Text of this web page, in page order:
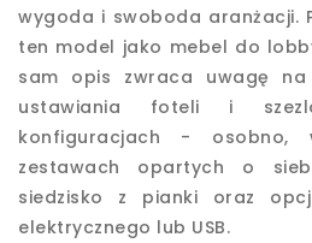
wygoda i swoboda aranżacji.
ten model jako mebel do
sam opis zwraca uwagę na
ustawiania foteli i
konfiguracjach -
zestawach opartych o
siedzisko z pianki oraz
elektrycznego lub USB.